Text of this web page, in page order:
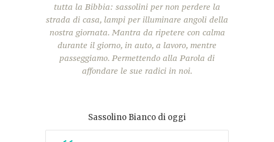
tutta la Bibbia: sassolini per non perdere la
strada di casa, lampi per illuminare angoli della
nostra giornata. Mantra da ripetere con calma
durante il giorno, in auto, a lavoro, mentre
passeggiamo. Permettendo alla Parola di
affondare le sue radici in noi.
Sassolino Bianco di oggi